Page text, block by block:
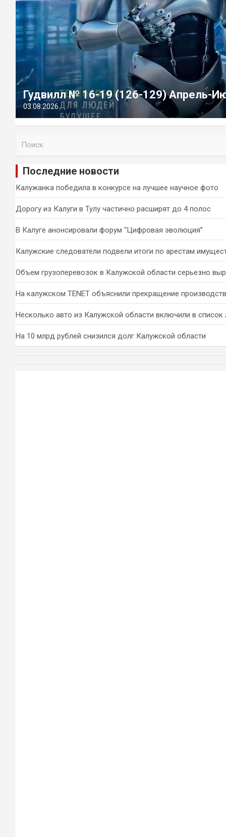
Гудвилл № 16-19 (126-129) Апрель-
03.08.2026
и
Последние новости
Калужанка победила в конкурсе на лучшее научное фото
Дорогу из Калуги в Тулу частично расширят до 4 полос
В Калуге анонсировали форум “Цифровая эволюция”
Калужские следователи подвели итоги по арестам
Объем грузоперевозок в Калужской области серьезно
На калужском TENET объяснили прекращение
Несколько авто из Калужской области включили в список
На 10 млрд рублей снизился долг Калужской области